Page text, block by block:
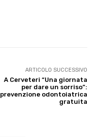
ARTICOLO SUCCESSIVO
A Cerveteri “Una giornata
per dare un sorriso”:
prevenzione odontoiatrica
gratuita